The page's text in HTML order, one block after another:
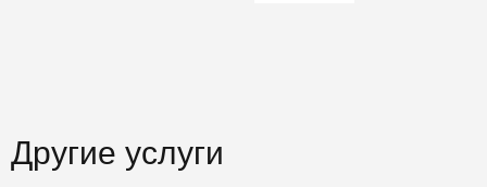
Другие услуги